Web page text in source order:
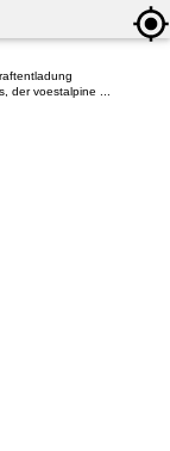
der voestalpine ...